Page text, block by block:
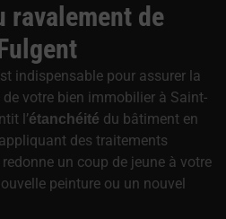
ravalement de
indispensable pour assurer la
de votre bien immobilier à Saint-
l’étanchéité du bâtiment en
des traitements
un coup de jeune à votre
peinture ou un nouvel